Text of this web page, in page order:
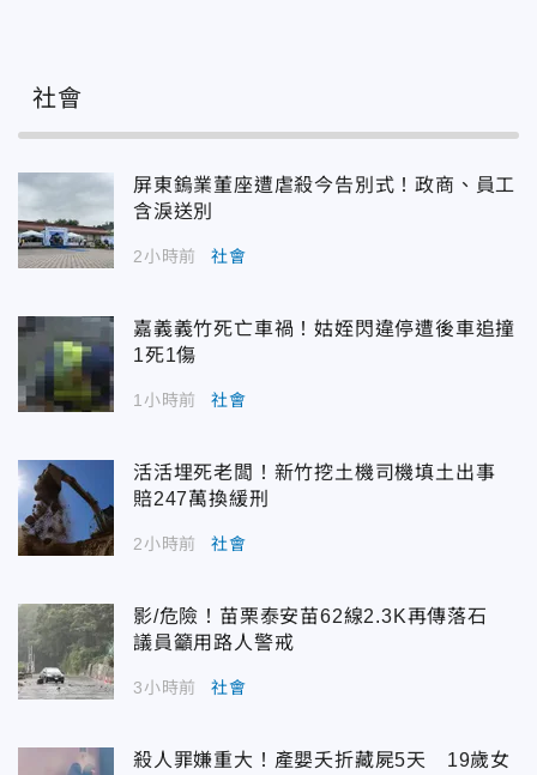
社會
屏東鎢業董座遭虐殺今告別式！政商、員工
含淚送別
2小時前 社會
嘉義義竹死亡車禍！姑姪閃違停遭後車追撞
1死1傷
1小時前 社會
活活埋死老闆！新竹挖土機司機填土出事
賠247萬換緩刑
2小時前 社會
影/危險！苗栗泰安苗62線2.3K再傳落石
議員籲用路人警戒
3小時前 社會
殺人罪嫌重大！產嬰夭折藏屍5天 19歲女